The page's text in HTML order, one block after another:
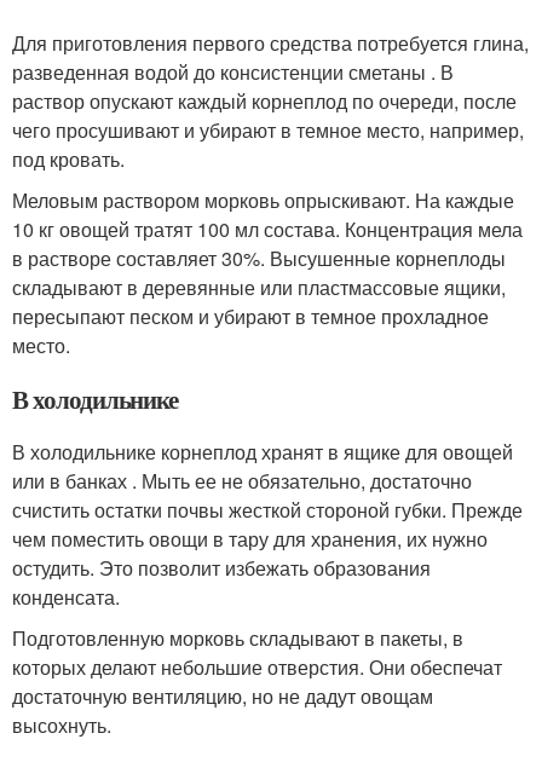
Для приготовления первого средства потребуется глина,
разведенная водой до консистенции сметаны . В
раствор опускают каждый корнеплод по очереди, после
чего просушивают и убирают в темное место, например,
под кровать.
Меловым раствором морковь опрыскивают. На каждые
10 кг овощей тратят 100 мл состава. Концентрация мела
в растворе составляет 30%. Высушенные корнеплоды
складывают в деревянные или пластмассовые ящики,
пересыпают песком и убирают в темное прохладное
место.
В холодильнике
В холодильнике корнеплод хранят в ящике для овощей
или в банках . Мыть ее не обязательно, достаточно
счистить остатки почвы жесткой стороной губки. Прежде
чем поместить овощи в тару для хранения, их нужно
остудить. Это позволит избежать образования
конденсата.
Подготовленную морковь складывают в пакеты, в
которых делают небольшие отверстия. Они обеспечат
достаточную вентиляцию, но не дадут овощам
высохнуть.